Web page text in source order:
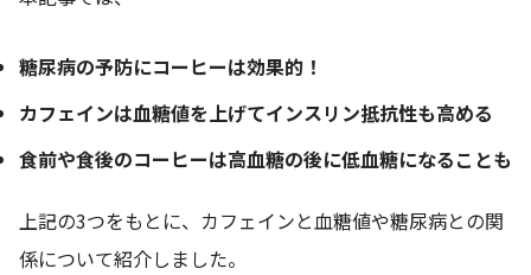
糖尿病の予防にコーヒーは効果的！
カフェインは血糖値を上げてインスリン抵抗性も高める
食前や食後のコーヒーは高血糖の後に低血糖になることも
上記の3つをもとに、カフェインと血糖値や糖尿病との関
係について紹介しました。